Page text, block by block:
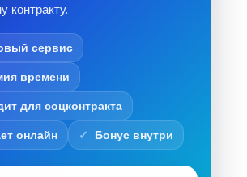
контракту.
сервис
времени
для соцконтракта
онлайн Бонус внутри